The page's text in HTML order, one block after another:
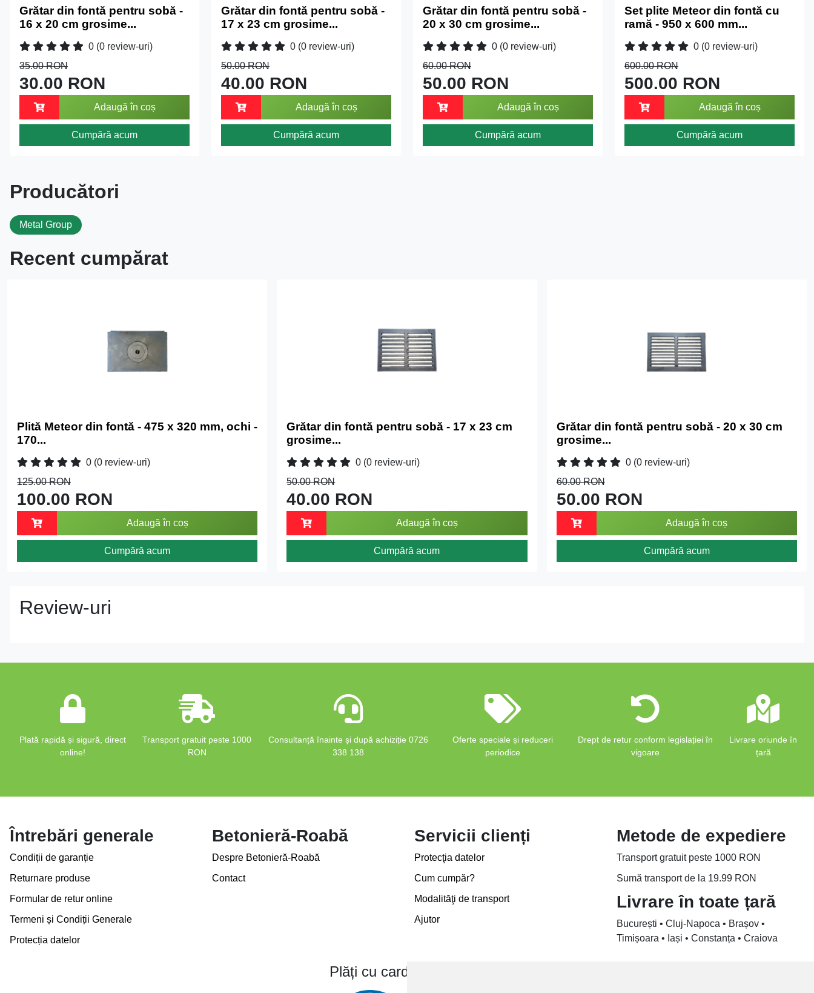
Grătar din fontă pentru sobă -
16 x 20 cm grosime...
0 (0 review-uri)
35.00 RON
30.00 RON
Adaugă în coș
Cumpără acum
Grătar din fontă pentru sobă -
17 x 23 cm grosime...
0 (0 review-uri)
50.00 RON
40.00 RON
Adaugă în coș
Cumpără acum
Grătar din fontă pentru sobă -
20 x 30 cm grosime...
0 (0 review-uri)
60.00 RON
50.00 RON
Adaugă în coș
Cumpără acum
Set plite Meteor din fontă cu
ramă - 950 x 600 mm...
0 (0 review-uri)
600.00 RON
500.00 RON
Adaugă în coș
Cumpără acum
Producători
Metal Group
Recent cumpărat
Plită Meteor din fontă - 475 x 320 mm, ochi -
170...
0 (0 review-uri)
125.00 RON
100.00 RON
Adaugă în coș
Cumpără acum
Grătar din fontă pentru sobă - 17 x 23 cm
grosime...
0 (0 review-uri)
50.00 RON
40.00 RON
Adaugă în coș
Cumpără acum
Grătar din fontă pentru sobă - 20 x 30 cm
grosime...
0 (0 review-uri)
60.00 RON
50.00 RON
Adaugă în coș
Cumpără acum
Review-uri
Plată rapidă și sigură, direct
online!
Transport gratuit peste 1000
RON
Consultanță înainte și după achiziție 0726
338 138
Oferte speciale și reduceri
periodice
Drept de retur conform legislației în
vigoare
Livrare oriunde în
țară
Întrebări generale
Condiții de garanție
Returnare produse
Formular de retur online
Termeni și Condiții Generale
Protecția datelor
Betonieră-Roabă
Despre Betonieră-Roabă
Contact
Servicii clienți
Protecţia datelor
Cum cumpăr?
Modalităţi de transport
Ajutor
Metode de expediere
Transport gratuit peste 1000 RON
Sumă transport de la 19.99 RON
Livrare în toate țară
București • Cluj-Napoca • Brașov •
Timișoara • Iași • Constanța • Craiova
Plăți cu card bancar prin